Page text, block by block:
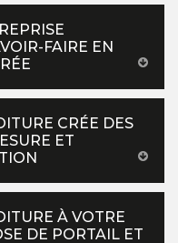
FAIRE EN
CRÉE DES
ET
À VOTRE
DE PORTAIL ET